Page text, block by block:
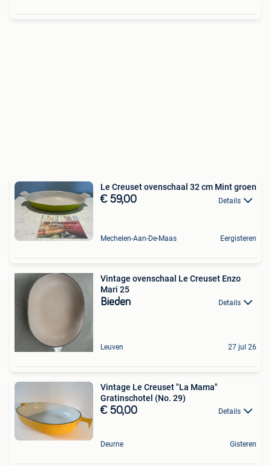
Le Creuset ovenschaal 32 cm Mint groen
€ 59,00 Details
Mechelen-Aan-De-Maas Eergisteren
Vintage ovenschaal Le Creuset Enzo
Mari 25
Bieden Details
Leuven 27 jul 26
Vintage Le Creuset "La Mama"
Gratinschotel (No. 29)
€ 50,00 Details
Deurne Gisteren